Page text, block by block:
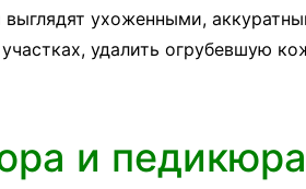
ухоженными,
удалить огрубевшую
и педикюра